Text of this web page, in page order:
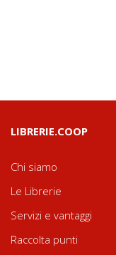
LIBRERIE.COOP
Chi siamo
Le Librerie
Servizi e vantaggi
Raccolta punti